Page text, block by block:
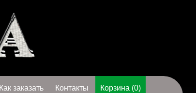
Как заказать Контакты Корзина (0)